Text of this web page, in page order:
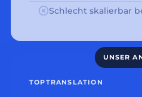
Schlecht skalierbar
TOPTRANSLATION